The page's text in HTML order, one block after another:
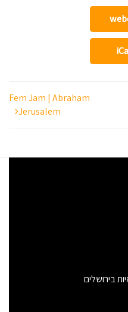
Fem Jam | Abraham
Jerusalem
בירושלים